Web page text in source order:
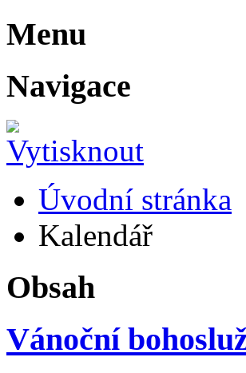
Menu
Navigace
Úvodní stránka
Kalendář
Obsah
Vánoční